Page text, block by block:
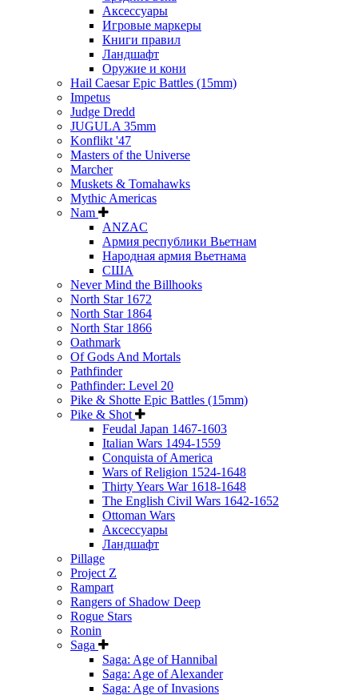
Аксессуары
Игровые маркеры
Книги правил
Ландшафт
Оружие и кони
Hail Caesar Epic Battles (15mm)
Impetus
Judge Dredd
JUGULA 35mm
Konflikt '47
Masters of the Universe
Marcher
Muskets & Tomahawks
Mythic Americas
Nam
ANZAC
Армия республики Вьетнам
Народная армия Вьетнама
США
Never Mind the Billhooks
North Star 1672
North Star 1864
North Star 1866
Oathmark
Of Gods And Mortals
Pathfinder
Pathfinder: Level 20
Pike & Shotte Epic Battles (15mm)
Pike & Shot
Feudal Japan 1467-1603
Italian Wars 1494-1559
Conquista of America
Wars of Religion 1524-1648
Thirty Years War 1618-1648
The English Civil Wars 1642-1652
Ottoman Wars
Аксессуары
Ландшафт
Pillage
Project Z
Rampart
Rangers of Shadow Deep
Rogue Stars
Ronin
Saga
Saga: Age of Hannibal
Saga: Age of Alexander
Saga: Age of Invasions